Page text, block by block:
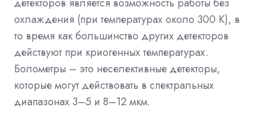
охлаждения (при температурах около 300 К), в
то время как большинство других детекторов
действуют при криогенных температурах.
Болометры – это неселективные детекторы,
которые могут действовать в спектральных
диапазонах 3–5 и 8–12 мкм.